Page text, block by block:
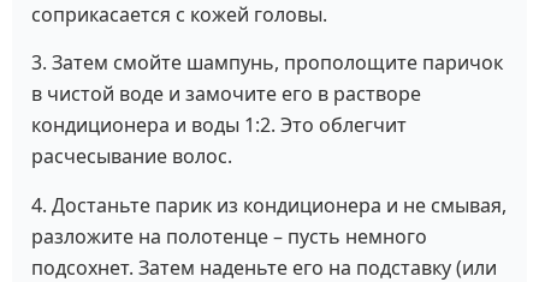
соприкасается с кожей головы.
3. Затем смойте шампунь, прополощите паричок
в чистой воде и замочите его в растворе
кондиционера и воды 1:2. Это облегчит
расчесывание волос.
4. Достаньте парик из кондиционера и не смывая,
разложите на полотенце – пусть немного
подсохнет. Затем наденьте его на подставку (или